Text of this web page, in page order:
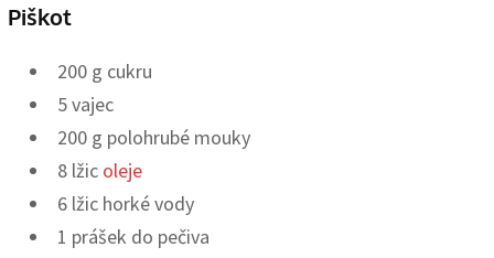
Piškot
200 g cukru
5 vajec
200 g polohrubé mouky
8 lžic oleje
6 lžic horké vody
1 prášek do pečiva